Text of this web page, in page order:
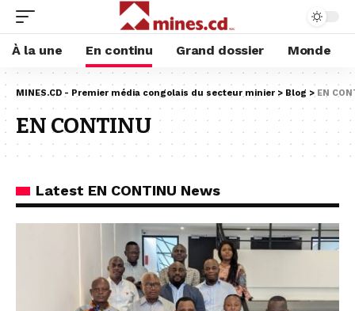
À la une En continu Grand dossier Monde
MINES.CD - Premier média congolais du secteur minier > Blog > EN
EN CONTINU
Latest EN CONTINU News